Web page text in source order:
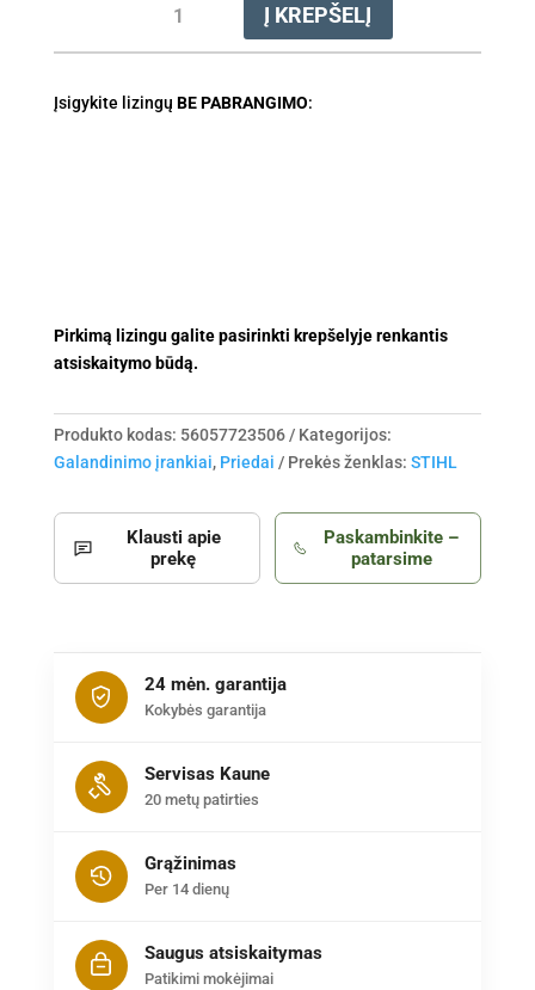
kiekis:
Dildė
Ø
Į KREPŠELĮ
Įsigykite lizingų BE PABRANGIMO:
Pirkimą lizingu galite pasirinkti krepšelyje renkantis
atsiskaitymo būdą.
Produkto kodas: 56057723506
Kategorijos:
Galandinimo įrankiai, Priedai Prekės ženklas: STIHL
Klausti apie
prekę
Paskambinkite –
patarsime
24 mėn. garantija
Kokybės garantija
Servisas Kaune
20 metų patirties
Grąžinimas
Per 14 dienų
Saugus atsiskaitymas
Patikimi mokėjimai